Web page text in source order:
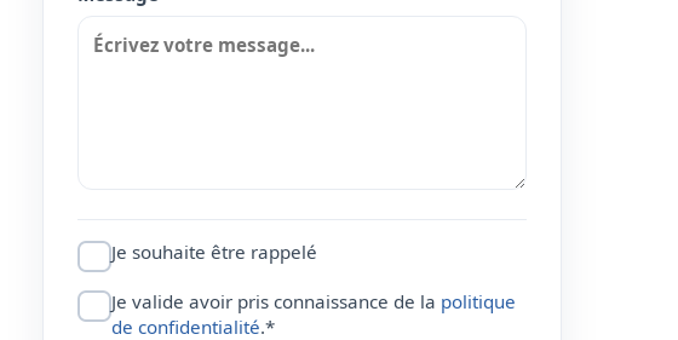
Je souhaite être rappelé
Je valide avoir pris connaissance de la politique
de confidentialité.*